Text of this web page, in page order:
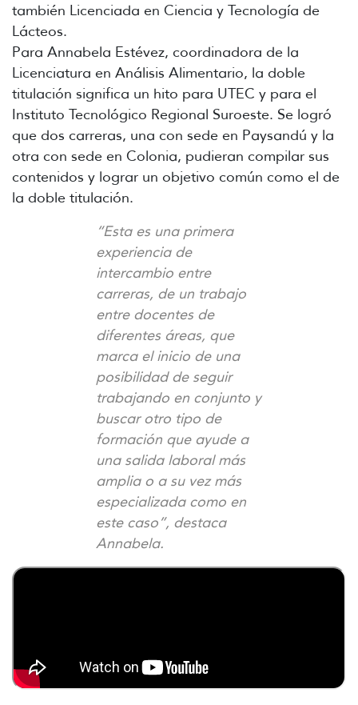
también Licenciada en Ciencia y Tecnología de
Lácteos.
Para Annabela Estévez, coordinadora de la
Licenciatura en Análisis Alimentario, la doble
titulación significa un hito para UTEC y para el
Instituto Tecnológico Regional Suroeste. Se logró
que dos carreras, una con sede en Paysandú y la
otra con sede en Colonia, pudieran compilar sus
contenidos y lograr un objetivo común como el de
la doble titulación.
“Esta es una primera
experiencia de
intercambio entre
carreras, de un trabajo
entre docentes de
diferentes áreas, que
marca el inicio de una
posibilidad de seguir
trabajando en conjunto y
buscar otro tipo de
formación que ayude a
una salida laboral más
amplia o a su vez más
especializada como en
este caso”, destaca
Annabela.